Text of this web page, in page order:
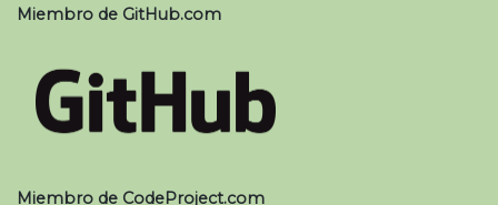
Miembro de GitHub.com
Miembro de CodeProject.com